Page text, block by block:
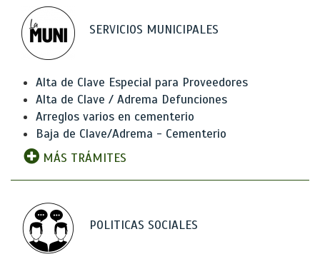
SERVICIOS MUNICIPALES
Alta de Clave Especial para Proveedores
Alta de Clave / Adrema Defunciones
Arreglos varios en cementerio
Baja de Clave/Adrema - Cementerio
MÁS TRÁMITES
POLITICAS SOCIALES